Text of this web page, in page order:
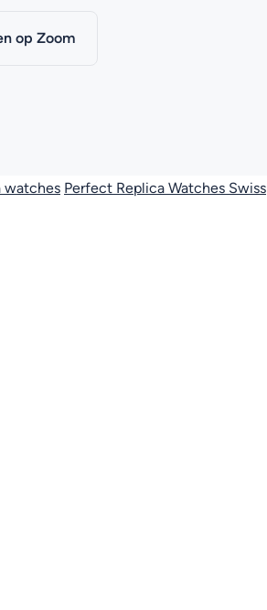
op Zoom
watches Perfect Replica Watches Swiss